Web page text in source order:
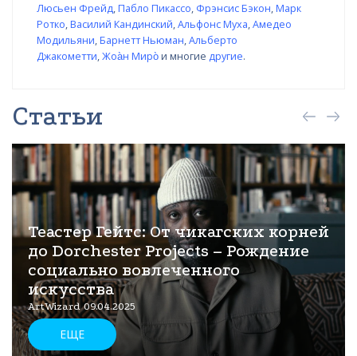
Люсьен Фрейд,Пабло Пикассо, Фрэнсис Бэкон,Марк
Ротко,Василий Кандинский,Альфонс Муха,Амедео
Модильяни,Барнетт Ньюман,Альберто
Джакометти,Жоа̀н Миро̀и многие другие.
Статьи
Теастер Гейтс: От чикагских корней
до Dorchester Projects – Рождение
социально вовлеченного
искусства
ArtWizard 09.04.2025
ЕЩЕ